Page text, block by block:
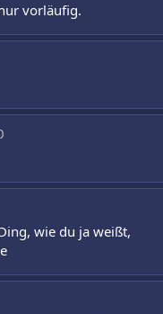
vorläufig.
wie du ja weißt,